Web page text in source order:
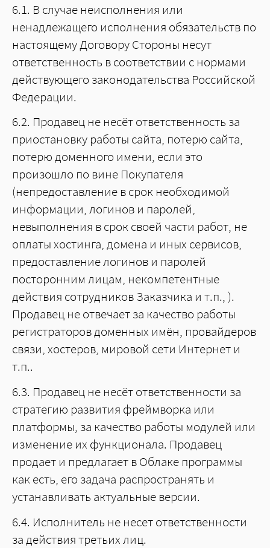
6.1. В случае неисполнения или
ненадлежащего исполнения обязательств по
настоящему Договору Стороны несут
ответственность в соответствии с нормами
действующего законодательства Российской
Федерации.
6.2. Продавец не несёт ответственность за
приостановку работы сайта, потерю сайта,
потерю доменного имени, если это
произошло по вине Покупателя
(непредоставление в срок необходимой
информации, логинов и паролей,
невыполнения в срок своей части работ, не
оплаты хостинга, домена и иных сервисов,
предоставление логинов и паролей
посторонним лицам, некомпетентные
действия сотрудников Заказчика и т.п., ).
Продавец не отвечает за качество работы
регистраторов доменных имён, провайдеров
связи, хостеров, мировой сети Интернет и
т.п..
6.3. Продавец не несёт ответственности за
стратегию развития фреймворка или
платформы, за качество работы модулей или
изменение их функционала. Продавец
продает и предлагает в Облаке программы
как есть, его задача распространять и
устанавливать актуальные версии.
6.4. Исполнитель не несет ответственности
за действия третьих лиц.